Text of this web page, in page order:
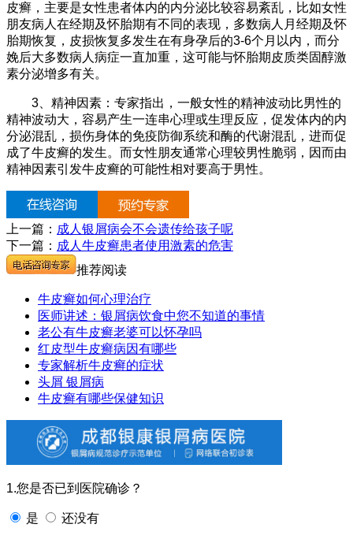
皮癣，主要是女性患者体内的内分泌比较容易紊乱，比如女性
朋友病人在经期及怀胎期有不同的表现，多数病人月经期及怀
胎期恢复，皮损恢复多发生在有身孕后的3-6个月以内，而分
娩后大多数病人病症一直加重，这可能与怀胎期皮质类固醇激
素分泌增多有关。
3、精神因素：专家指出，一般女性的精神波动比男性的
精神波动大，容易产生一连串心理或生理反应，促发体内的内
分泌混乱，损伤身体的免疫防御系统和酶的代谢混乱，进而促
成了牛皮癣的发生。而女性朋友通常心理较男性脆弱，因而由
精神因素引发牛皮癣的可能性相对要高于男性。
上一篇： 成人银屑病会不会遗传给孩子呢
下一篇： 成人牛皮癣患者使用激素的危害
推荐阅读
牛皮癣如何心理治疗
医师讲述：银屑病饮食中您不知道的事情
老公有牛皮癣老婆可以怀孕吗
红皮型牛皮癣病因有哪些
专家解析牛皮癣的症状
头屑 银屑病
牛皮癣有哪些保健知识
1.您是否已到医院确诊？
是 还没有